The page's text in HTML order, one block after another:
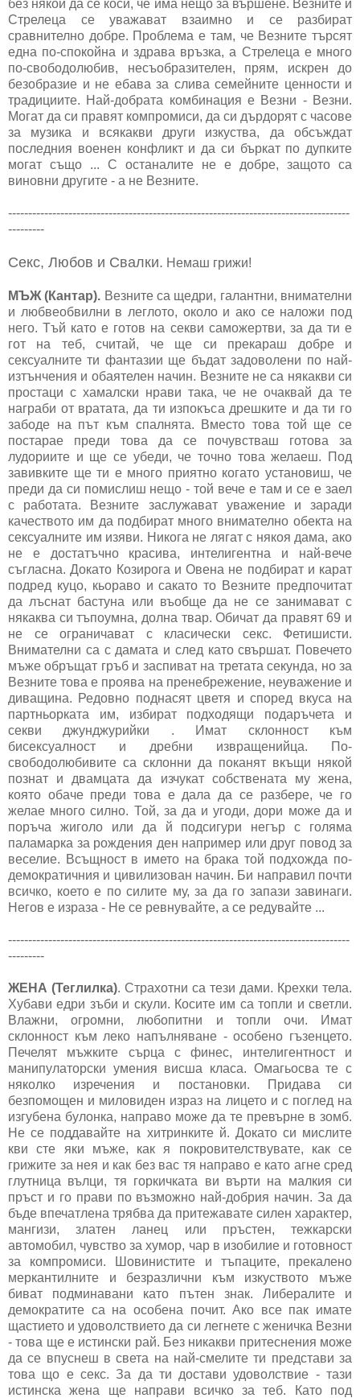
без някой да се коси, че има нещо за вършене. Везните и
Стрелеца се уважават взаимно и се разбират
сравнително добре. Проблема е там, че Везните търсят
една по-спокойна и здрава връзка, а Стрелеца е много
по-свободолюбив, несъобразителен, прям, искрен до
безобразие и не ебава за слива семейните ценности и
традициите. Най-добрата комбинация е Везни - Везни.
Могат да си правят компромиси, да си дърдорят с часове
за музика и всякакви други изкуства, да обсъждат
последния военен конфликт и да си бъркат по дупките
могат също ... С останалите не е добре, защото са
виновни другите - а не Везните.
-------------------------------------------------------------------------------------
---------
Секс, Любов и Свалки. Немаш грижи!
МЪЖ (Кантар). Везните са щедри, галантни, внимателни
и любвеобвилни в леглото, около и ако се наложи под
него. Тъй като е готов на секви саможертви, за да ти е
гот на теб, считай, че ще си прекараш добре и
сексуалните ти фантазии ще бъдат задоволени по най-
изтънчения и обаятелен начин. Везните не са някакви си
простаци с хамалски нрави така, че не очаквай да те
награби от вратата, да ти изпокъса дрешките и да ти го
забоде на път към спалнята. Вместо това той ще се
постарае преди това да се почувстваш готова за
лудориите и ще се убеди, че точно това желаеш. Под
завивките ще ти е много приятно когато установиш, че
преди да си помислиш нещо - той вече е там и се е заел
с работата. Везните заслужават уважение и заради
качеството им да подбират много внимателно обекта на
сексуалните им изяви. Никога не лягат с някоя дама, ако
не е достатъчно красива, интелигентна и най-вече
съгласна. Докато Козирога и Овена не подбират и карат
подред куцо, кьораво и сакато то Везните предпочитат
да лъснат бастуна или въобще да не се занимават с
някаква си тъпоумна, долна твар. Обичат да правят 69 и
не се ограничават с класически секс. Фетишисти.
Внимателни са с дамата и след като свършат. Повечето
мъже обръщат гръб и заспиват на третата секунда, но за
Везните това е проява на пренебрежение, неуважение и
диващина. Редовно поднасят цветя и според вкуса на
партньорката им, избират подходящи подаръчета и
секви джунджурийки . Имат склонност към
бисексуалност и дребни извращенийца. По-
свободолюбивите са склонни да поканят вкъщи някой
познат и двамцата да изчукат собствената му жена,
която обаче преди това е дала да се разбере, че го
желае много силно. Той, за да и угоди, дори може да и
поръча жиголо или да й подсигури негър с голяма
паламарка за рождения ден например или друг повод за
веселие. Всъщност в името на брака той подхожда по-
демократичния и цивилизован начин. Би направил почти
всичко, което е по силите му, за да го запази завинаги.
Негов е израза - Не се ревнувайте, а се редувайте ...
-------------------------------------------------------------------------------------
---------
ЖЕНА (Теглилка). Страхотни са тези дами. Крехки тела.
Хубави едри зъби и скули. Косите им са топли и светли.
Влажни, огромни, любопитни и топли очи. Имат
склонност към леко напълняване - особено гъзенцето.
Печелят мъжките сърца с финес, интелигентност и
манипулаторски умения висша класа. Омагьосва те с
няколко изречения и постановки. Придава си
безпомощен и миловиден израз на лицето и с поглед на
изгубена булонка, направо може да те превърне в зомб.
Не се поддавайте на хитринките й. Докато си мислите
кви сте яки мъже, как я покровителствувате, как се
грижите за нея и как без вас тя направо е като агне сред
глутница вълци, тя горкичката ви върти на малкия си
пръст и го прави по възможно най-добрия начин. За да
бъде впечатлена трябва да притежавате силен характер,
мангизи, златен ланец или пръстен, тежкарски
автомобил, чувство за хумор, чар в изобилие и готовност
за компромиси. Шовинистите и тъпаците, прекалено
меркантилните и безразлични към изкуството мъже
биват подминавани като пътен знак. Либералите и
демократите са на особена почит. Ако все пак имате
щастието и удоволствието да си легнете с женичка Везни
- това ще е истински рай. Без никакви притеснения може
да се впуснеш в света на най-смелите ти представи за
това що е секс. За да ти достави удоволствие - тази
истинска жена ще направи всичко за теб. Като под